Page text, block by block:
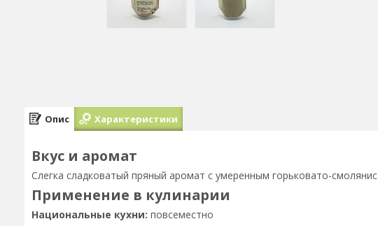
Опис Характеристики
Вкус и аромат
Слегка сладковатый пряный аромат с умеренным горьковато-
Применение в кулинарии
Национальные кухни: повсеместно